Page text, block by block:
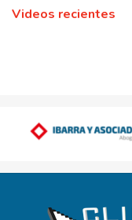
Videos recientes